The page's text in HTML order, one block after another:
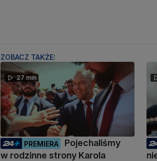
ZOBACZ TAKŻE:
27 min
PREMIERA
Pojechaliśmy
w rodzinne strony Karola